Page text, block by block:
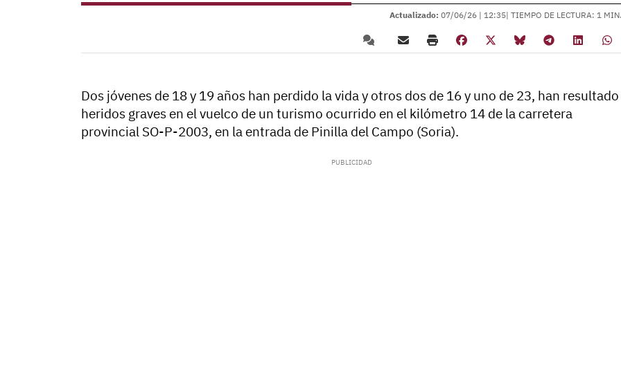
Actualizado: 07/06/26 | 12:35| TIEMPO DE LECTURA: 1 MIN.
Dos jóvenes de 18 y 19 años han perdido la vida y otros dos de 16 y uno de 23, han resultado
heridos graves en el vuelco de un turismo ocurrido en el kilómetro 14 de la carretera
provincial SO-P-2003, en la entrada de Pinilla del Campo (Soria).